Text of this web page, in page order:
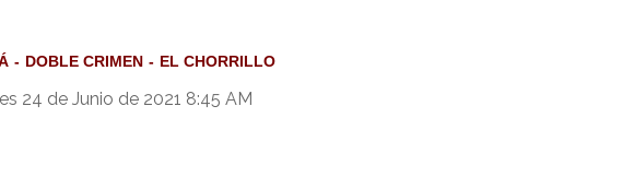
DOBLE CRIMEN EL CHORRILLO
24 de Junio de 2021 8:45 AM